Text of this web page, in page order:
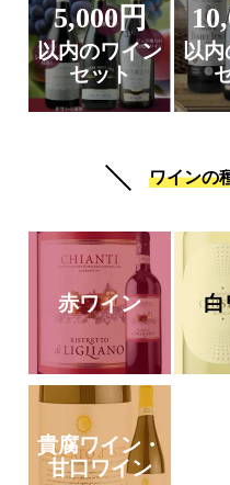
5,000円
以内のワイン
セット
以内
ワインの
赤ワイン 白
貴腐ワイン・
甘口ワイン